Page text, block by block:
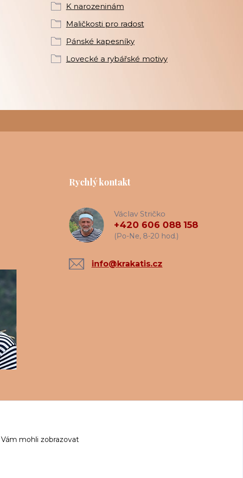
K narozeninám
Maličkosti pro radost
Pánské kapesníky
Lovecké a rybářské motivy
Rychlý kontakt
Václav Stričko
+420 606 088 158
(Po-Ne, 8-20 hod.)
info@krakatis.cz
mohli zobrazovat